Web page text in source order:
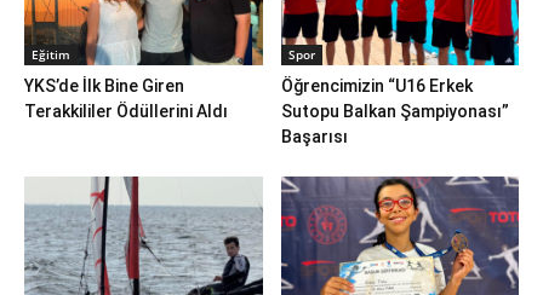
Eğitim
YKS’de İlk Bine Giren
Terakkililer Ödüllerini Aldı
Spor
Öğrencimizin “U16 Erkek
Sutopu Balkan Şampiyonası”
Başarısı